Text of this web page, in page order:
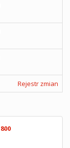
Rejestr zmian